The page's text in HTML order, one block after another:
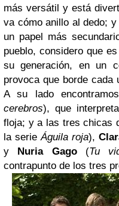
más versátil y está
va cómo anillo al dedo;
un papel más
pueblo, considero que
su generación, en un
provoca que borde cada
A su lado
cerebros), que
floja; y a las tres chicas
la serieÁguila roja),
y Nuria Gago(Tu
contrapunto de los tres